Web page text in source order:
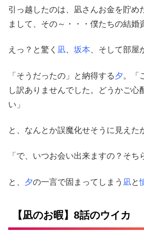
引っ越したのは、凪さんお金を貯め
まして、その～・・・僕たちの結婚
えっ？と驚く 凪 坂本 、そして部屋
「そうだったの」と納得する夕。「
し訳ありませんでした。どうかご心
い」
と、なんとか誤魔化せそうに見えた
「で、いつお会い出来ますの？そち
と、 夕の一言で固まってしまう 凪と
【凪のお暇】8話のウイカ